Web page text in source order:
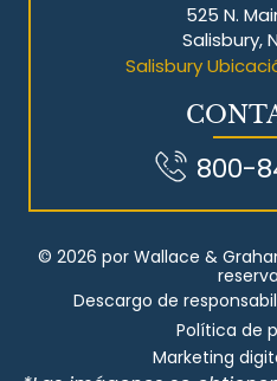
525 N.
Salisbury,
Salisbury
800-
© 2026 por Wallace &
Descargo de
Política de
Marketing